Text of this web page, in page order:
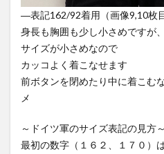
―表記162/92着用（画像9,10枚目
身長も胸囲も少し小さめですが
サイズが小さめなので
カッコよく着こなせます
前ボタンを閉めたり中に着こむ
メ
～ドイツ軍のサイズ表記の見方～
最初の数字（１６２、１７０）